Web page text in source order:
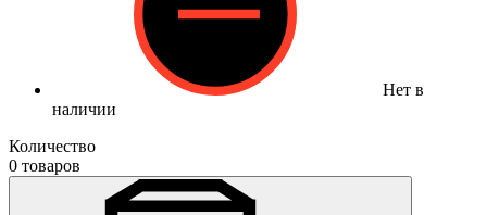
Нет в
наличии
Количество
0 товаров